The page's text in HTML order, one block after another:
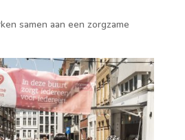
samen aan een zorgzame